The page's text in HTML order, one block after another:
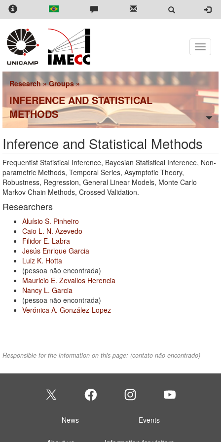
Skip
content
Toggle
Research»Groups»
INFERENCE AND STATISTICAL
METHODS
Inference and Statistical Methods
Frequentist Statistical Inference, Bayesian Statistical Inference, Non-
parametric Methods, Temporal Series, Asymptotic Theory,
Robustness, Regression, General Linear Models, Monte Carlo
Markov Chain Methods, Crossed Validation.
Researchers
Aluísio S. Pinheiro
Caio L. N. Azevedo
Filidor E. Labra
Jesús Enrique Garcia
Luiz K. Hotta
(pessoa não encontrada)
Mauricio E. Zevallos Herencia
Nancy L. Garcia
(pessoa não encontrada)
Verónica A. González-Lopez
Responsible for the information on this page: (contato não encontrado)
News Events